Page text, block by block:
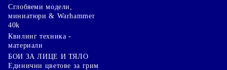
Сглобяеми модели,
миниатюри & Warhammer
40k
Квилинг техника -
материали
БОИ ЗА ЛИЦЕ И ТЯЛО
Единични цветове за грим